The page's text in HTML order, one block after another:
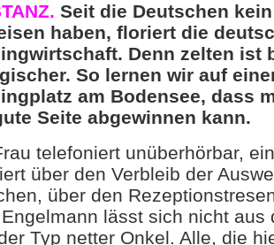
Seit die Deutschen
haben, floriert die
Denn zelten ist
So lernen wir auf
am Bodensee, dass
Seite abgewinnen kann.
telefoniert unüberhörbar,
über den Verbleib der
über den
lässt sich nicht aus
Typ netter Onkel. Alle, die